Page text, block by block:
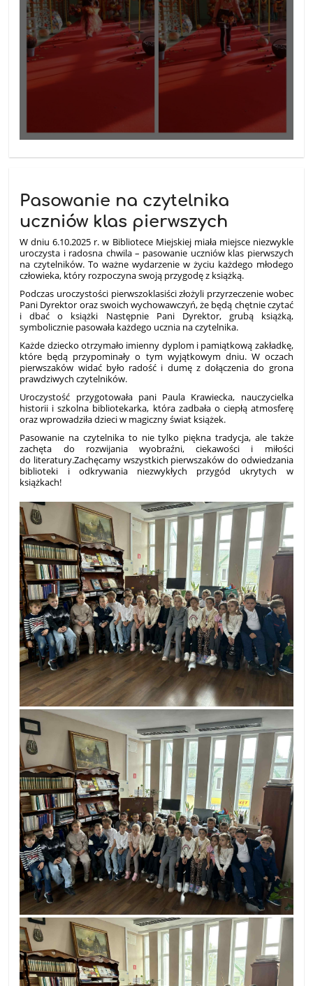
Pasowanie na czytelnika
uczniów klas pierwszych
W dniu 6.10.2025 r. w Bibliotece Miejskiej miała miejsce niezwykle
uroczysta i radosna chwila – pasowanie uczniów klas pierwszych
na czytelników. To ważne wydarzenie w życiu każdego młodego
człowieka, który rozpoczyna swoją przygodę z książką.
Podczas uroczystości pierwszoklasiści złożyli przyrzeczenie wobec
Pani Dyrektor oraz swoich wychowawczyń, że będą chętnie czytać
i dbać o książki Następnie Pani Dyrektor, grubą książką,
symbolicznie pasowała każdego ucznia na czytelnika.
Każde dziecko otrzymało imienny dyplom i pamiątkową zakładkę,
które będą przypominały o tym wyjątkowym dniu. W oczach
pierwszaków widać było radość i dumę z dołączenia do grona
prawdziwych czytelników.
Uroczystość przygotowała pani Paula Krawiecka, nauczycielka
historii i szkolna bibliotekarka, która zadbała o ciepłą atmosferę
oraz wprowadziła dzieci w magiczny świat książek.
Pasowanie na czytelnika to nie tylko piękna tradycja, ale także
zachęta do rozwijania wyobraźni, ciekawości i miłości
do literatury.Zachęcamy wszystkich pierwszaków do odwiedzania
biblioteki i odkrywania niezwykłych przygód ukrytych w
książkach!